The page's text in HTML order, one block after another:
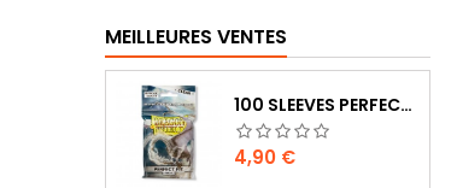
MEILLEURES VENTES
100 SLEEVES PERFECT-FIT DRAGON SHIELD TRANSPARENT 63X88 MM
Prix
4,90 €